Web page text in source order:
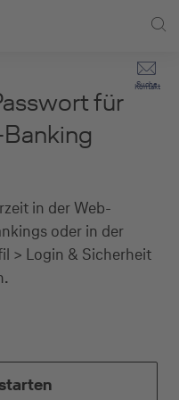
drücken)
drücken)
Kontakt
Suche
für
in der Web-
oder in der
> Login & Sicherheit